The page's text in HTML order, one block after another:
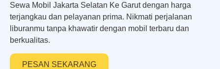
Sewa Mobil Jakarta Selatan Ke Garut dengan harga
terjangkau dan pelayanan prima. Nikmati perjalanan
liburanmu tanpa khawatir dengan mobil terbaru dan
berkualitas.
PESAN SEKARANG